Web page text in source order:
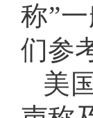
称”
们参
美